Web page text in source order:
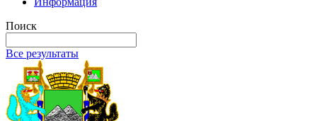
Поиск
Все результаты